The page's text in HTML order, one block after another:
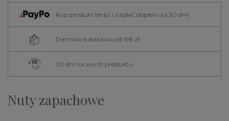
Kup produkt teraz i zapłać dopiero za 30 dni!
Darmowa dostawa od 198 zł
30 dni na zwrot produktu
Nuty zapachowe